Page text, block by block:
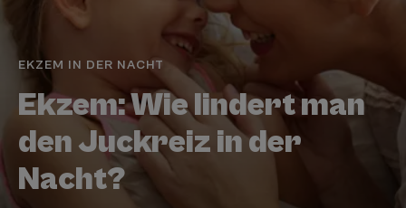
EKZEM IN DER NACHT
Ekzem: Wie lindert man
den Juckreiz in der
Nacht?